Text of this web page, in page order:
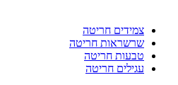
צמידים חריטה
שרשראות חריטה
טבעות חריטה
עגילים חריטה